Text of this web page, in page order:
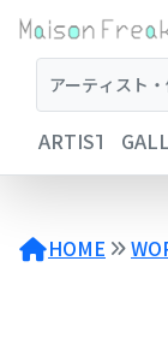
ARTISTS
HOME